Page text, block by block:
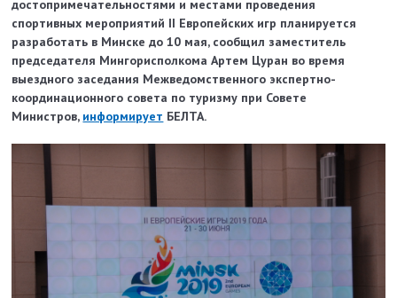
достопримечательностями и местами проведения
спортивных мероприятий II Европейских игр планируется
разработать в Минске до 10 мая, сообщил заместитель
председателя Мингорисполкома Артем Цуран во время
выездного заседания Межведомственного экспертно-
координационного совета по туризму при Совете
Министров, информирует БЕЛТА.